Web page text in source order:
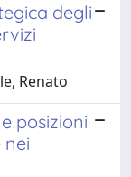
degli
Renato
posizioni